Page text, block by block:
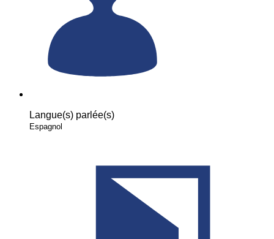
Langue(s) parlée(s)
Espagnol